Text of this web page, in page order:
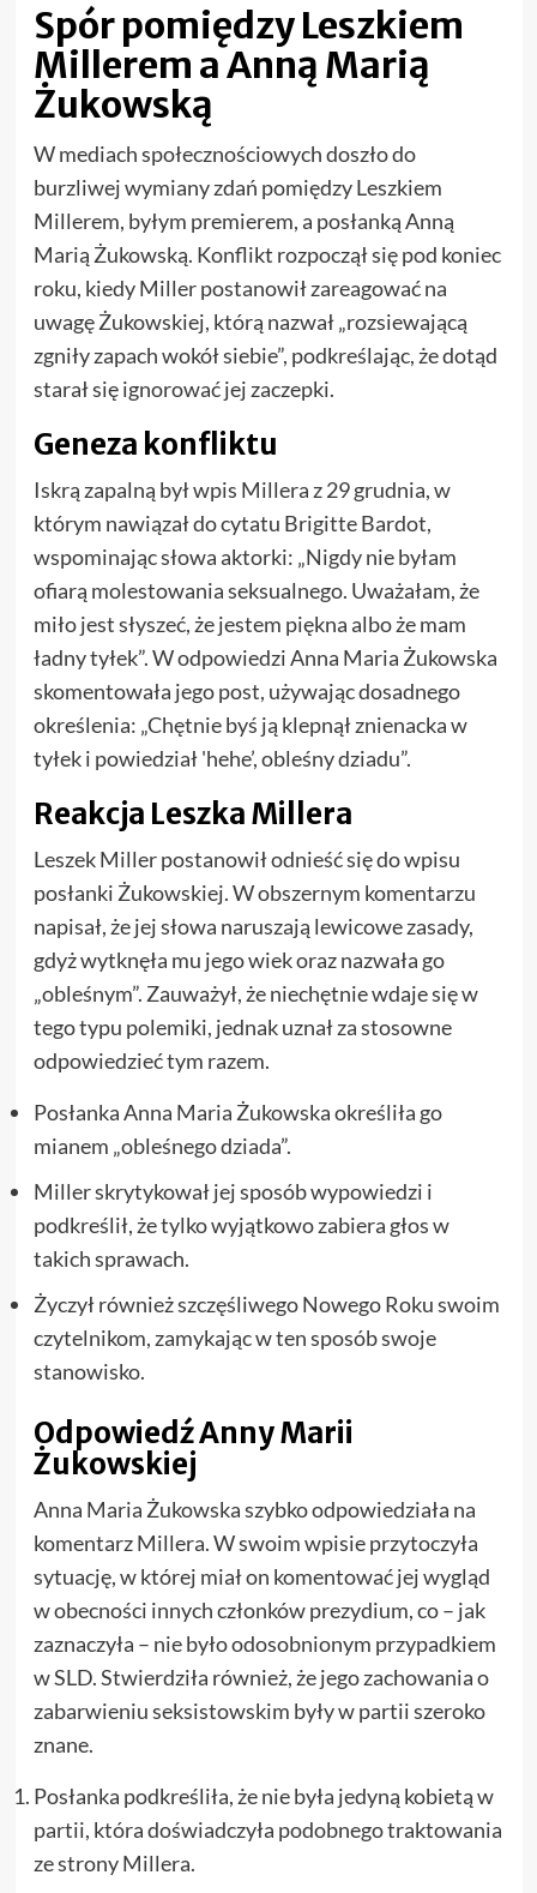
Spór pomiędzy Leszkiem
Millerem a Anną Marią
Żukowską
W mediach społecznościowych doszło do
burzliwej wymiany zdań pomiędzy Leszkiem
Millerem, byłym premierem, a posłanką Anną
Marią Żukowską. Konflikt rozpoczął się pod koniec
roku, kiedy Miller postanowił zareagować na
uwagę Żukowskiej, którą nazwał „rozsiewającą
zgniły zapach wokół siebie”, podkreślając, że dotąd
starał się ignorować jej zaczepki.
Geneza konfliktu
Iskrą zapalną był wpis Millera z 29 grudnia, w
którym nawiązał do cytatu Brigitte Bardot,
wspominając słowa aktorki: „Nigdy nie byłam
ofiarą molestowania seksualnego. Uważałam, że
miło jest słyszeć, że jestem piękna albo że mam
ładny tyłek”. W odpowiedzi Anna Maria Żukowska
skomentowała jego post, używając dosadnego
określenia: „Chętnie byś ją klepnął znienacka w
tyłek i powiedział 'hehe’, obleśny dziadu”.
Reakcja Leszka Millera
Leszek Miller postanowił odnieść się do wpisu
posłanki Żukowskiej. W obszernym komentarzu
napisał, że jej słowa naruszają lewicowe zasady,
gdyż wytknęła mu jego wiek oraz nazwała go
„obleśnym”. Zauważył, że niechętnie wdaje się w
tego typu polemiki, jednak uznał za stosowne
odpowiedzieć tym razem.
Posłanka Anna Maria Żukowska określiła go
mianem „obleśnego dziada”.
Miller skrytykował jej sposób wypowiedzi i
podkreślił, że tylko wyjątkowo zabiera głos w
takich sprawach.
Życzył również szczęśliwego Nowego Roku swoim
czytelnikom, zamykając w ten sposób swoje
stanowisko.
Odpowiedź Anny Marii
Żukowskiej
Anna Maria Żukowska szybko odpowiedziała na
komentarz Millera. W swoim wpisie przytoczyła
sytuację, w której miał on komentować jej wygląd
w obecności innych członków prezydium, co – jak
zaznaczyła – nie było odosobnionym przypadkiem
w SLD. Stwierdziła również, że jego zachowania o
zabarwieniu seksistowskim były w partii szeroko
znane.
Posłanka podkreśliła, że nie była jedyną kobietą w
partii, która doświadczyła podobnego traktowania
ze strony Millera.